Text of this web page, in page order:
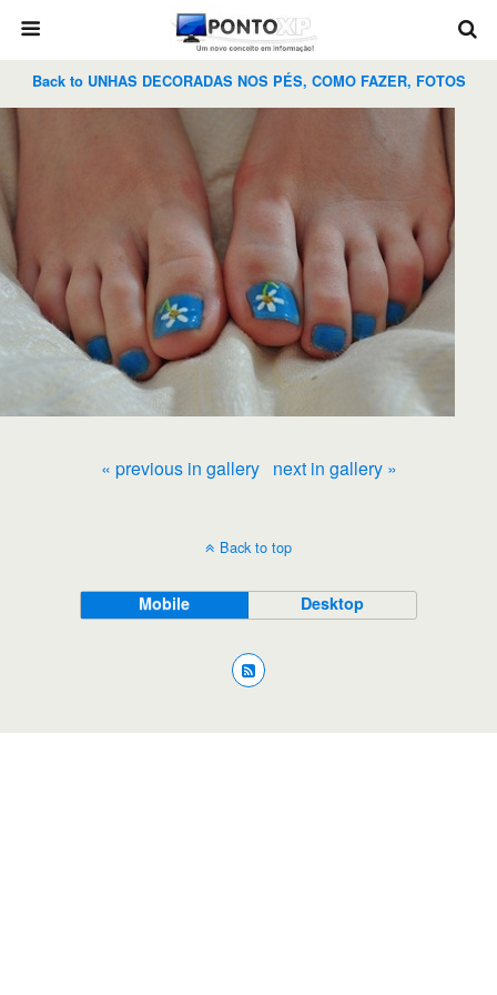
Back to UNHAS DECORADAS NOS PÉS, COMO FAZER, FOTOS
« previous in gallery next in gallery »
Back to top
Mobile Desktop